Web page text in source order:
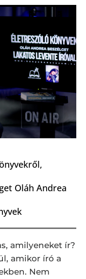
Oláh Andrea
amilyeneket ír?
amikor író a
Nem